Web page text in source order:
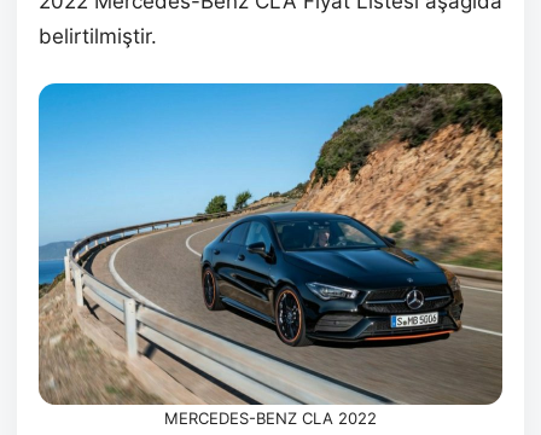
belirtilmiştir.
MERCEDES-BENZ CLA 2022